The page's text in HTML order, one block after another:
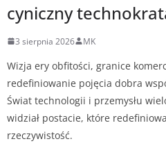
cyniczny
3 sierpnia 2026 MK
Wizja ery obfitości, granice
redefiniowanie pojęcia dobra
Świat technologii i przemysłu
widział postacie, które
rzeczywistość.